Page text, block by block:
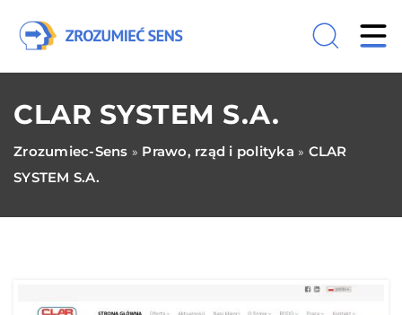
CLAR SYSTEM S.A.
Zrozumiec-Sens » Prawo, rząd i polityka » CLAR
SYSTEM S.A.